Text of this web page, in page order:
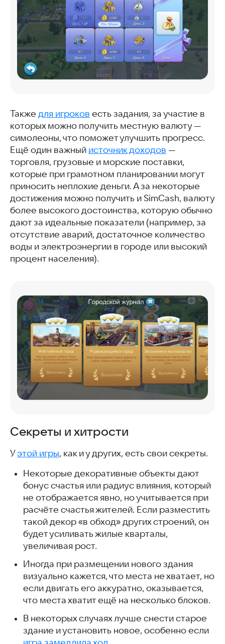
Также для игроков есть задания, за участие в
которых можно получить местную валюту —
симолеоны, что поможет улучшить прогресс.
Ещё один важный источник доходов —
торговля, грузовые и морские поставки,
которые при грамотном планировании могут
приносить неплохие деньги. А за некоторые
достижения можно получить и SimCash, валюту
более высокого достоинства, которую обычно
дают за идеальные показатели (например, за
отсутствие аварий, достаточное количество
воды и электроэнергии в городе или высокий
процент населения).
Секреты и хитрости
Уэтой игры, как и у других, есть свои секреты.
Некоторые декоративные объекты дают
бонус счастья или радиус влияния, который
не отображается явно, но учитывается при
расчёте счастья жителей. Если разместить
такой декор «в обход» других строений, он
будет усиливать жилые кварталы,
увеличивая рост.
Иногда при размещении нового здания
визуально кажется, что места не хватает, но
если двигать его аккуратно, оказывается,
что места хватит ещё на несколько блоков.
В некоторых случаях лучше снести старое
здание и установить новое, особенно если